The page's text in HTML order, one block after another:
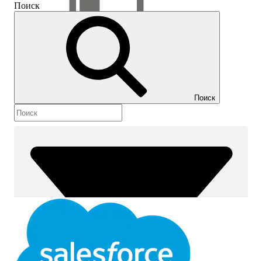
Показать содержание
Содержание
Поиск
Поиск